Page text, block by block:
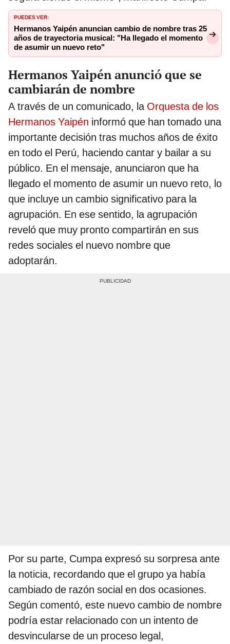
PUEDES VER:
Hermanos Yaipén anuncian cambio de nombre tras 25
años de trayectoria musical: "Ha llegado el momento
de asumir un nuevo reto"
Hermanos Yaipén anunció que se
cambiarán de nombre
A través de un comunicado, la Orquesta de los
Hermanos Yaipén informó que han tomado una
importante decisión tras muchos años de éxito
en todo el Perú, haciendo cantar y bailar a su
público. En el mensaje, anunciaron que ha
llegado el momento de asumir un nuevo reto, lo
que incluye un cambio significativo para la
agrupación. En ese sentido, la agrupación
reveló que muy pronto compartirán en sus
redes sociales el nuevo nombre que
adoptarán.
Por su parte, Cumpa expresó su sorpresa ante
la noticia, recordando que el grupo ya había
cambiado de razón social en dos ocasiones.
Según comentó, este nuevo cambio de nombre
podría estar relacionado con un intento de
desvincularse de un proceso legal,